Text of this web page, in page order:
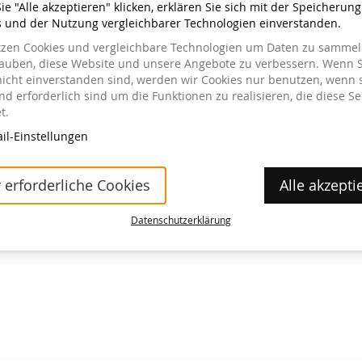
im Museum erhältlich.
"Alle akzeptieren" klicken, erklären Sie sich mit der
und der Nutzung vergleichbarer Technologien einverstanden.
Cookies und vergleichbare Technologien um Daten zu
diese Website und unsere Angebote zu verbessern. Wenn
einverstanden sind, werden wir Cookies nur benutzen, wenn
erforderlich sind um die Funktionen zu realisieren, die diese
Einstellungen
erforderliche Cookies Alle
Datenschutzerklärung